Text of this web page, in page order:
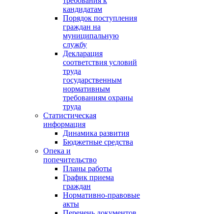
кандидатам
Порядок поступления
граждан на
муниципальную
службу
Декларация
соответствия условий
труда
государственным
нормативным
требованиям охраны
труда
Статистическая
информация
Динамика развития
Бюджетные средства
Опека и
попечительство
Планы работы
График приема
граждан
Нормативно-правовые
акты